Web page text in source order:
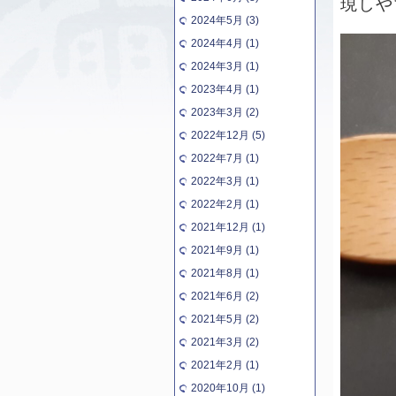
現し
2024年5月 (3)
2024年4月 (1)
2024年3月 (1)
2023年4月 (1)
2023年3月 (2)
2022年12月 (5)
2022年7月 (1)
2022年3月 (1)
2022年2月 (1)
2021年12月 (1)
2021年9月 (1)
2021年8月 (1)
2021年6月 (2)
2021年5月 (2)
2021年3月 (2)
2021年2月 (1)
2020年10月 (1)